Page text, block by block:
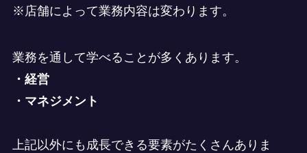
※店舗によって業務内容は変わります。
業務を通して学べることが多くあります。
・経営
・マネジメント
上記以外にも成長できる要素がたくさんありま